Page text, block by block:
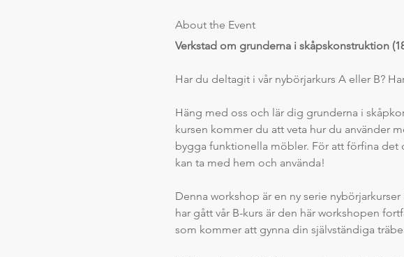
About the Event
Verkstad om grunderna i skåpskonstruktion
Har du deltagit i vår nybörjarkurs A eller B?
Häng med oss och lär dig grunderna i
kursen kommer du att veta hur du använder
bygga funktionella möbler. För att förfina
kan ta med hem och använda!
Denna workshop är en ny serie
har gått vår B-kurs är den här workshopen
som kommer att gynna din självständiga